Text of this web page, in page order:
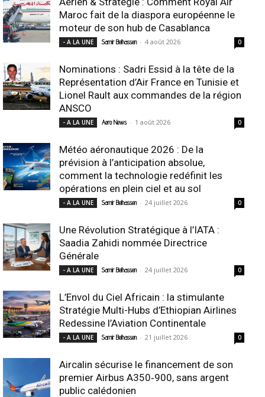
Maroc fait de la diaspora européenne le
moteur de son hub de Casablanca
- A LA UNE Samir Belhassen - 4 août 2026 0
Nominations : Sadri Essid à la tête de la
Représentation d’Air France en Tunisie et
Lionel Rault aux commandes de la région
ANSCO
- A LA UNE Aero News - 1 août 2026 0
Météo aéronautique 2026 : De la
prévision à l’anticipation absolue,
comment la technologie redéfinit les
opérations en plein ciel et au sol
- A LA UNE Samir Belhassen - 24 juillet 2026 0
Une Révolution Stratégique à l’IATA :
Saadia Zahidi nommée Directrice
Générale
- A LA UNE Samir Belhassen - 24 juillet 2026 0
L’Envol du Ciel Africain : la stimulante
Stratégie Multi-Hubs d’Ethiopian Airlines
Redessine l’Aviation Continentale
- A LA UNE Samir Belhassen - 21 juillet 2026 0
Aircalin sécurise le financement de son
premier Airbus A350‑900, sans argent
public calédonien